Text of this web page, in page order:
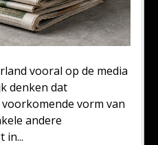
vooral op de media
denken dat
vorm van
andere
in...